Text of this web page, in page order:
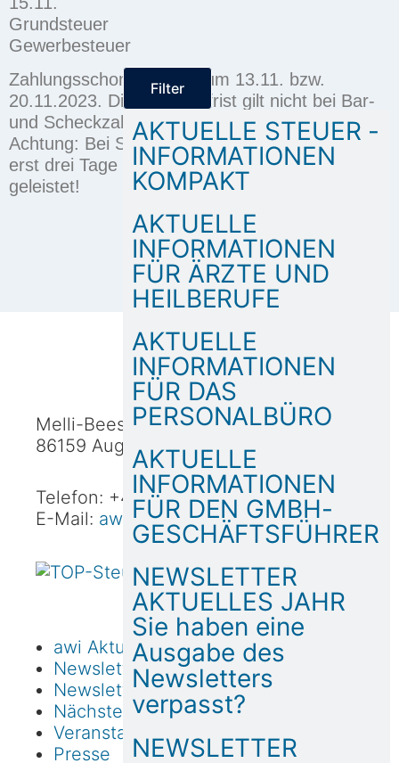
Grundsteuer
Gewerbesteuer
Zahlungsschonfrist:bis zum 13.11. bzw.
20.11.2023. Diese Schonfrist gilt nicht bei Bar-
und Scheckzahlungen.
Achtung: Bei Scheckzahlungen gilt die Zahlung
erst drei Tage nach Eingang des Schecks als
geleistet!
AStl_Komp_1123.pdf
Filter
AKTUELLE STEUER -
INFORMATIONEN
KOMPAKT
AKTUELLE
INFORMATIONEN
FÜR ÄRZTE UND
HEILBERUFE
AKTUELLE
INFORMATIONEN
FÜR DAS
PERSONALBÜRO
AKTUELLE
INFORMATIONEN
FÜR DEN GMBH-
GESCHÄFTSFÜHRER
NEWSLETTER
AKTUELLES JAHR
Sie haben eine
Ausgabe des
Newsletters
verpasst?
NEWSLETTER
Melli-Beese-Straße 3b
86159 Augsburg
Telefon: +49 (821) 90 64 30
E-Mail: awi@awi-treuhand.de
awi Aktuell Home
Newsletter aktuelles Jahr
Newslettersarchiv
Nächste Veranstaltungen
Veranstaltungsarchiv
Presse